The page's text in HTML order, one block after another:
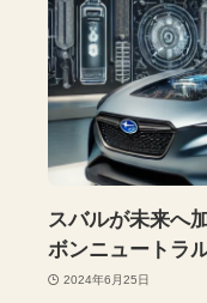
スバルが未来へ
ボンニュートラ
2024年6月25日